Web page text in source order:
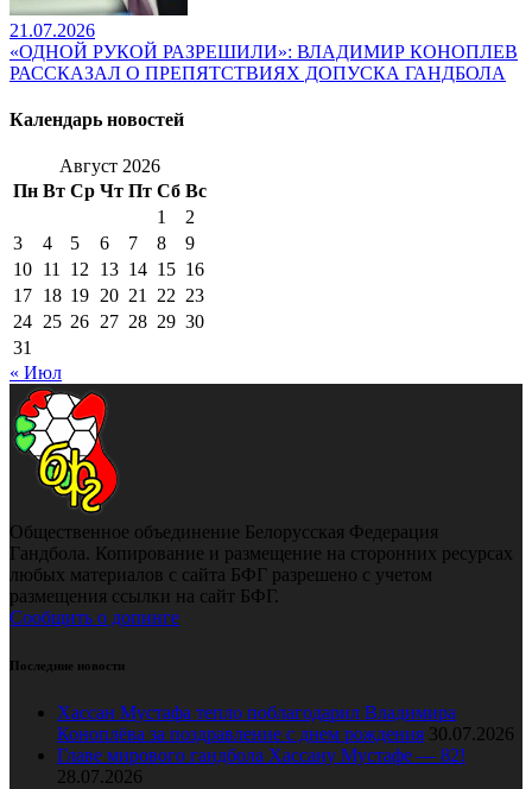
21.07.2026
«ОДНОЙ РУКОЙ РАЗРЕШИЛИ»: ВЛАДИМИР КОНОПЛЕВ
РАССКАЗАЛ О ПРЕПЯТСТВИЯХ ДОПУСКА ГАНДБОЛА
Календарь новостей
Август 2026
Пн Вт Ср Чт Пт Сб Вс
1
2
3
4 5 6 7 8
9
10 11 12 13 14 15 16
17 18 19 20 21 22 23
24 25 26 27 28 29 30
31
« Июл
Общественное объединение Белорусская Федерация
Гандбола. Копирование и размещение на сторонних ресурсах
любых материалов с сайта БФГ разрешено с учетом
размещения ссылки на сайт БФГ.
Сообщить о допинге
Последние новости
Хассан Мустафа тепло поблагодарил Владимира
Коноплёва за поздравление с днем рождения 30.07.2026
Главе мирового гандбола Хассану Мустафе — 82!
28.07.2026